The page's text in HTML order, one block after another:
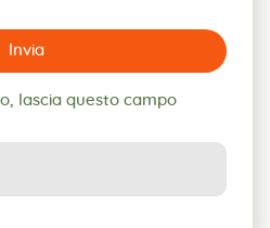
Invia
lascia questo campo